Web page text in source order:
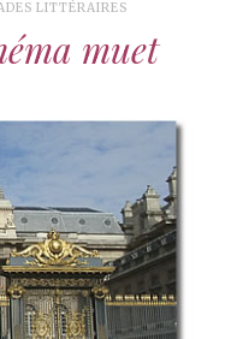
LITTÉRAIRES
muet